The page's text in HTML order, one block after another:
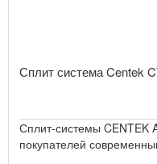
DAIKIN
DANTEX
Сплит система Centek
Сплит-системы CENTEK
покупателей